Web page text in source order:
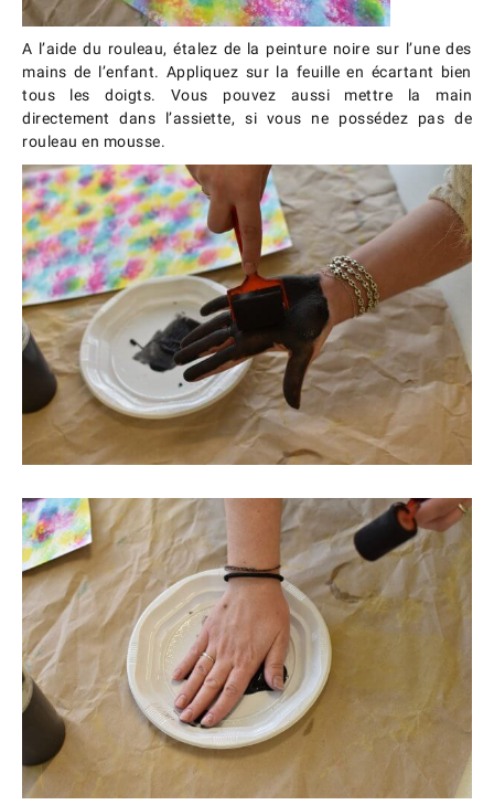
A l’aide du rouleau, étalez de la peinture noire sur l’une des
mains de l’enfant. Appliquez sur la feuille en écartant bien
tous les doigts. Vous pouvez aussi mettre la main
directement dans l’assiette, si vous ne possédez pas de
rouleau en mousse.